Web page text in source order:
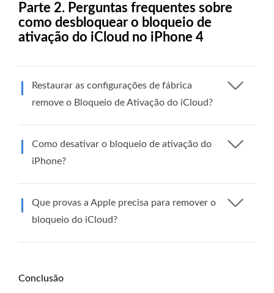
Parte 2. Perguntas frequentes sobre
como desbloquear o bloqueio de
ativação do iCloud no iPhone 4
Restaurar as configurações de fábrica
remove o Bloqueio de Ativação do iCloud?
Como desativar o bloqueio de ativação do
iPhone?
Que provas a Apple precisa para remover o
bloqueio do iCloud?
Conclusão